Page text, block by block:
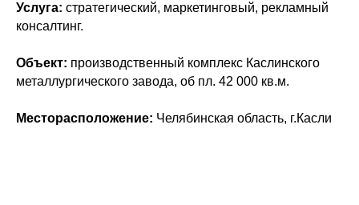
Услуга: стратегический, маркетинговый, рекламный
консалтинг.
Объект: производственный комплекс Каслинского
металлургического завода, об пл. 42 000 кв.м.
Месторасположение: Челябинская область, г.Касли